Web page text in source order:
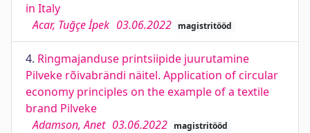
in Italy
Acar, Tuğçe İpek 03.06.2022 magistritööd
4. Ringmajanduse printsiipide juurutamine
Pilveke rõivabrändi näitel. Application of circular
economy principles on the example of a textile
brand Pilveke
Adamson, Anet 03.06.2022 magistritööd